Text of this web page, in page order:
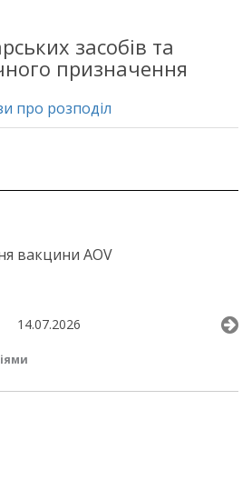
засобів та
призначення
про розподіл
вакцини AOV
14.07.2026